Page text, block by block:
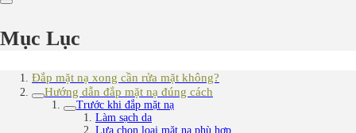
Mục Lục
Đắp mặt nạ xong cần rửa mặt không?
Hướng dẫn đắp mặt nạ đúng cách
Trước khi đắp mặt nạ
Làm sạch da
Lựa chọn loại mặt nạ phù hợp